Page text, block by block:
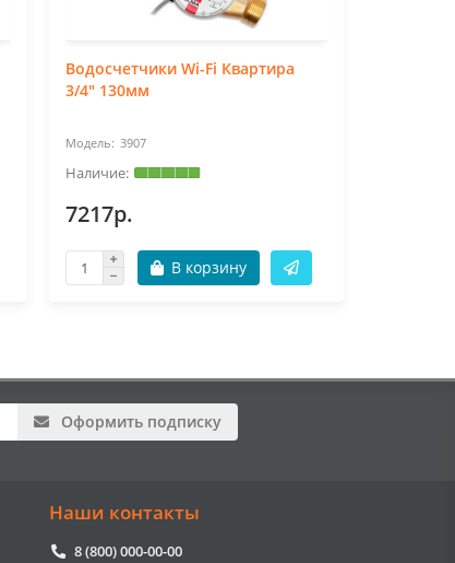
Водосчетчики Wi-Fi Квартира
3/4" 130мм
3907
7217р.
В корзину
Оформить подписку
Наши контакты
8 (800) 000-00-00